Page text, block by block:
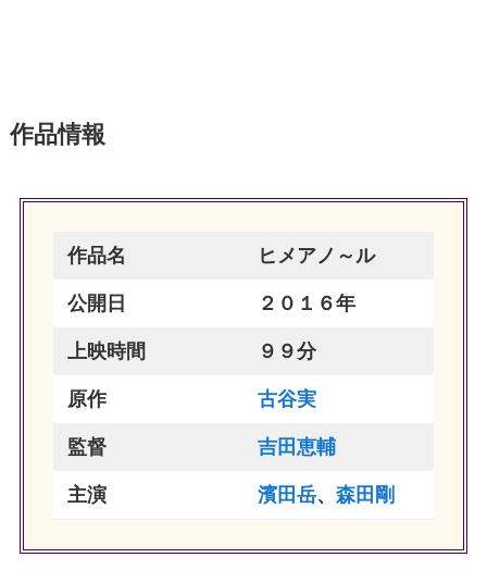
作品情報
作品名 ヒメアノ～ル
公開日 ２０１６年
上映時間 ９９分
原作 古谷実
監督 吉田恵輔
主演 濱田岳、森田剛